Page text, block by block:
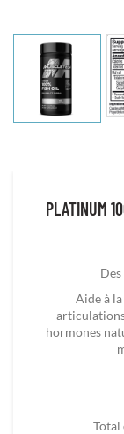
PLATINUM
Aide à
hormones
Total